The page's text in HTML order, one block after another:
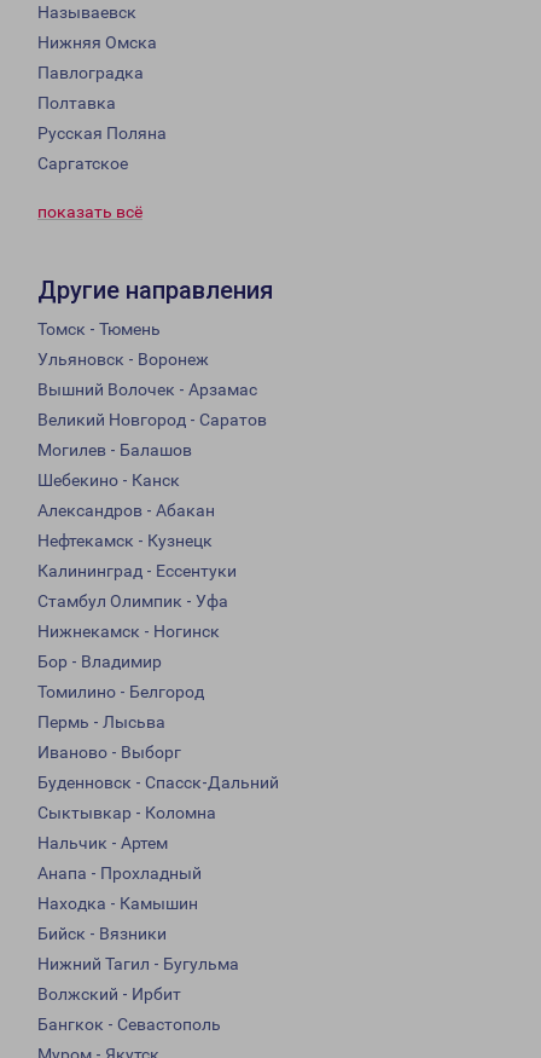
Называевск
Нижняя Омска
Павлоградка
Полтавка
Русская Поляна
Саргатское
показать всё
Другие направления
Томск - Тюмень
Ульяновск - Воронеж
Вышний Волочек - Арзамас
Великий Новгород - Саратов
Могилев - Балашов
Шебекино - Канск
Александров - Абакан
Нефтекамск - Кузнецк
Калининград - Ессентуки
Стамбул Олимпик - Уфа
Нижнекамск - Ногинск
Бор - Владимир
Томилино - Белгород
Пермь - Лысьва
Иваново - Выборг
Буденновск - Спасск-Дальний
Сыктывкар - Коломна
Нальчик - Артем
Анапа - Прохладный
Находка - Камышин
Бийск - Вязники
Нижний Тагил - Бугульма
Волжский - Ирбит
Бангкок - Севастополь